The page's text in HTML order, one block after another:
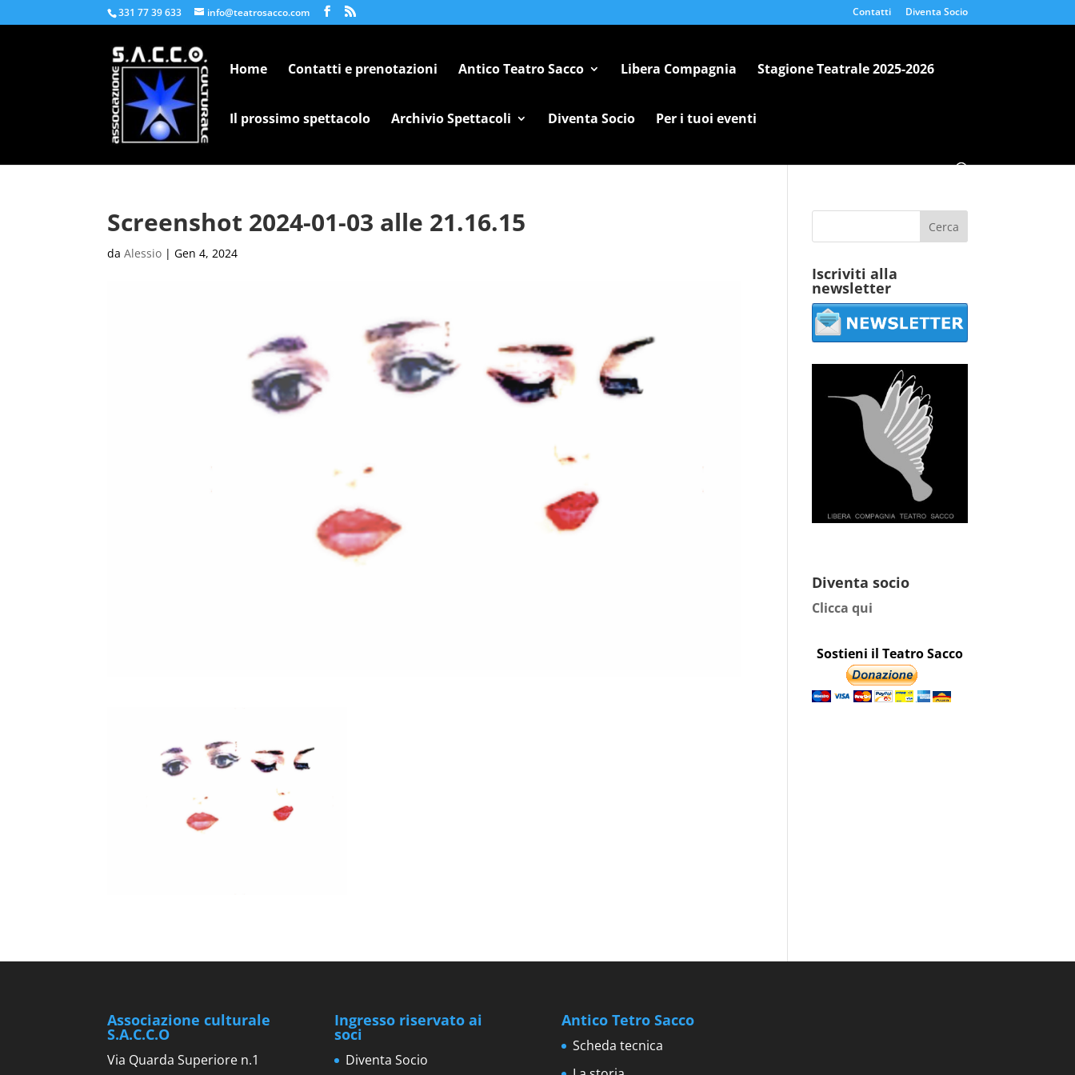
331 77 39 633 info@teatrosacco.com Contatti Diventa Socio
Home Contatti e prenotazioni Antico Teatro Sacco Libera Compagnia Stagione Teatrale 2025-2026
Il prossimo spettacolo Archivio Spettacoli Diventa Socio Per i tuoi eventi
Screenshot 2024-01-03 alle 21.16.15
daAlessio |Gen 4, 2024
Iscriviti alla
newsletter
Diventa socio
Clicca qui
Sostieni il Teatro Sacco
Associazione culturale
S.A.C.C.O
Via Quarda Superiore n.1
Ingresso riservato ai
soci
Diventa Socio
Antico Tetro Sacco
Scheda tecnica